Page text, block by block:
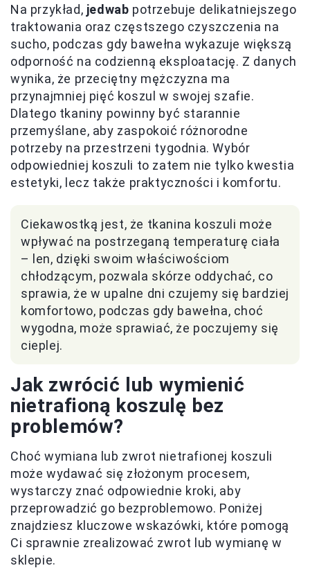
Na przykład, jedwab potrzebuje delikatniejszego
traktowania oraz częstszego czyszczenia na
sucho, podczas gdy bawełna wykazuje większą
odporność na codzienną eksploatację. Z danych
wynika, że przeciętny mężczyzna ma
przynajmniej pięć koszul w swojej szafie.
Dlatego tkaniny powinny być starannie
przemyślane, aby zaspokoić różnorodne
potrzeby na przestrzeni tygodnia. Wybór
odpowiedniej koszuli to zatem nie tylko kwestia
estetyki, lecz także praktyczności i komfortu.
Ciekawostką jest, że tkanina koszuli może
wpływać na postrzeganą temperaturę ciała
– len, dzięki swoim właściwościom
chłodzącym, pozwala skórze oddychać, co
sprawia, że w upalne dni czujemy się bardziej
komfortowo, podczas gdy bawełna, choć
wygodna, może sprawiać, że poczujemy się
cieplej.
Jak zwrócić lub wymienić
nietrafioną koszulę bez
problemów?
Choć wymiana lub zwrot nietrafionej koszuli
może wydawać się złożonym procesem,
wystarczy znać odpowiednie kroki, aby
przeprowadzić go bezproblemowo. Poniżej
znajdziesz kluczowe wskazówki, które pomogą
Ci sprawnie zrealizować zwrot lub wymianę w
sklepie.